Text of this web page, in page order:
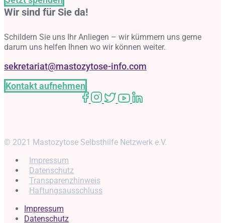
Wir sind für Sie da!
Schildern Sie uns Ihr Anliegen – wir kümmern uns gerne
darum uns helfen Ihnen wo wir können weiter.
sekretariat@mastozytose-info.com
Kontakt aufnehmen
© 2021 Mastozytose Selbsthilfe Netzwerk e.V.
Impressum
Datenschutz
Transparenzhinweis
Haftungsausschluss
Impressum
Datenschutz